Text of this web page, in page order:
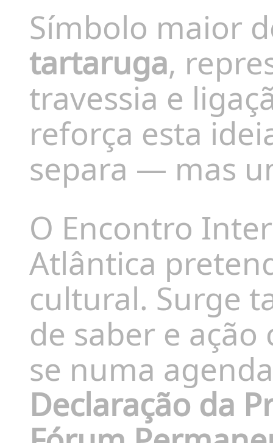
Símbolo maior
tartaruga,
travessia e
reforça esta
separa — mas
O Encontro
Atlântica
cultural. Surge
de saber e
se numa
Declaração da